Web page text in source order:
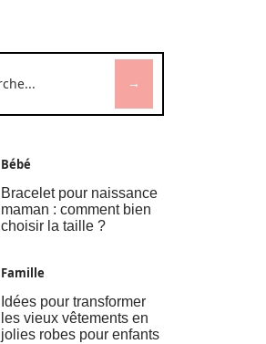
Bébé
Bracelet pour naissance
maman : comment bien
choisir la taille ?
Famille
Idées pour transformer
les vieux vêtements en
jolies robes pour enfants